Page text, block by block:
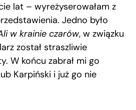
lat – wyreżyserowałam z
Jedno było
w krainie czarów, w związku
został straszliwie
W końcu zabrał mi go
Karpiński i już go nie